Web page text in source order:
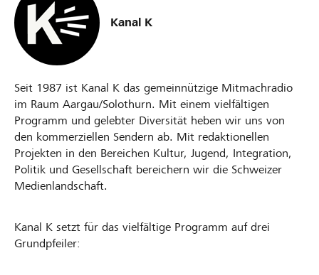
Kanal K
Seit 1987 ist Kanal K das gemeinnützige Mitmachradio
im Raum Aargau/Solothurn. Mit einem vielfältigen
Programm und gelebter Diversität heben wir uns von
den kommerziellen Sendern ab. Mit redaktionellen
Projekten in den Bereichen Kultur, Jugend, Integration,
Politik und Gesellschaft bereichern wir die Schweizer
Medienlandschaft.
Kanal K setzt für das vielfältige Programm auf drei
Grundpfeiler: